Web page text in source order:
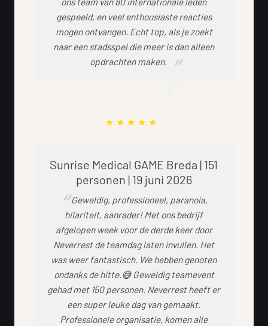
gespeeld, en veel enthousiaste reacties
mogen ontvangen. Echt top, als je zoekt
naar een stadsspel die meer is dan alleen
opdrachten maken.
Sunrise Medical GAME Breda | 151
personen | 19 juni 2026
Geweldig, professioneel, paranoia,
hilariteit, aanrader! Met ons bedrijf
afgelopen week voor de derde keer door
Neverrest de teamdag laten invullen. Het
was weer fantastisch. We hebben genoten
ondanks de hitte.😅 Geweldig teamevent
gehad met 150 personen. Neverrest heeft er
een super leuke dag van gemaakt.
Professionele organisatie, komen alle